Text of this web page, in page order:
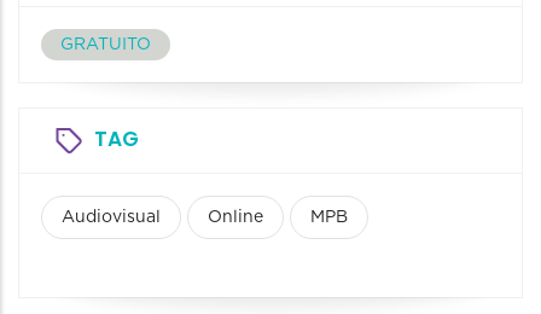
GRATUITO
TAG
Audiovisual Online MPB